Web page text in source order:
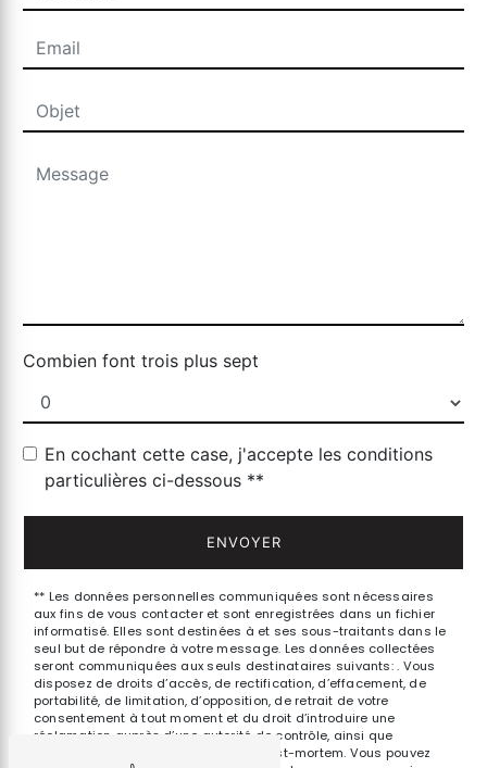
Combien font trois plus sept
En cochant cette case, j'accepte les conditions
particulières ci-dessous **
ENVOYER
** Les données personnelles communiquées sont nécessaires
aux fins de vous contacter et sont enregistrées dans un fichier
informatisé. Elles sont destinées à et ses sous-traitants dans le
seul but de répondre à votre message. Les données collectées
seront communiquées aux seuls destinataires suivants: . Vous
disposez de droits d’accès, de rectification, d’effacement, de
portabilité, de limitation, d’opposition, de retrait de votre
consentement à tout moment et du droit d’introduire une
réclamation auprès d’une autorité de contrôle, ainsi que
d’organiser le sort de vos données post-mortem. Vous pouvez